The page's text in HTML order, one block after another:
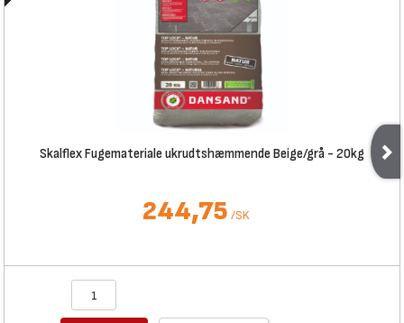
Skalflex Fugemateriale ukrudtshæmmende Beige/grå - 20kg
244,75 /SK